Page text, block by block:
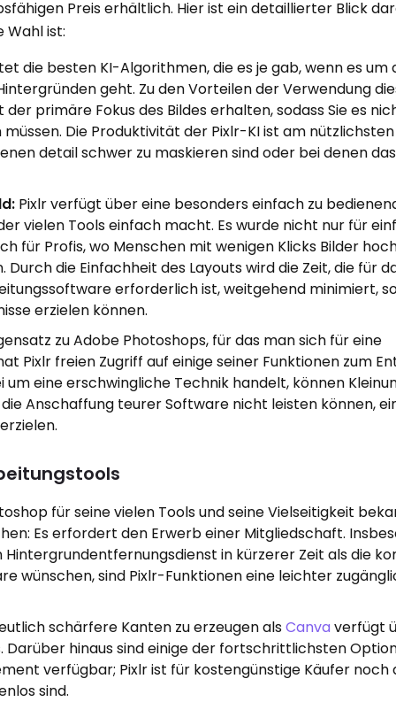
Preis erhältlich. Hier ist ein detaillierter Blick
Wahl ist:
die besten KI-Algorithmen, die es je gab, wenn es um
geht. Zu den Vorteilen der Verwendung
primäre Fokus des Bildes erhalten, sodass Sie es
Die Produktivität der Pixlr-KI ist am
detail schwer zu maskieren sind oder bei denen
Pixlr verfügt über eine besonders einfach zu
vielen Tools einfach macht. Es wurde nicht nur für
für Profis, wo Menschen mit wenigen Klicks Bilder
die Einfachheit des Layouts wird die Zeit, die für
erforderlich ist, weitgehend minimiert,
erzielen können.
zu Adobe Photoshops, für das man sich für eine
Pixlr freien Zugriff auf einige seiner Funktionen zum
um eine erschwingliche Technik handelt, können
Anschaffung teurer Software nicht leisten können,
für seine vielen Tools und seine Vielseitigkeit
Es erfordert den Erwerb einer Mitgliedschaft.
Hintergrundentfernungsdienst in kürzerer Zeit als die
wünschen, sind Pixlr-Funktionen eine leichter
schärfere Kanten zu erzeugen alsCanva verfügt
Darüber hinaus sind einige der fortschrittlichsten
verfügbar; Pixlr ist für kostengünstige Käufer
sind.